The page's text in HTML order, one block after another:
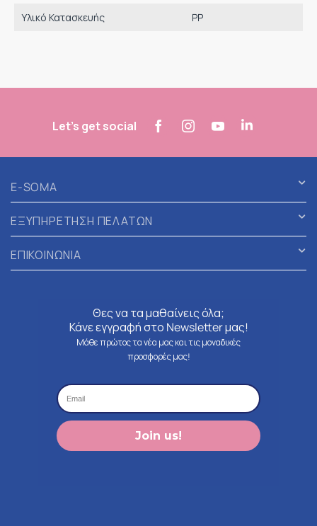
Υλικό Κατασκευής PP
Let's get social
E-SOMA
ΕΞΥΠΗΡΕΤΗΣΗ ΠΕΛΑΤΩΝ
ΕΠΙΚΟΙΝΩΝΙΑ
Θες να τα μαθαίνεις όλα;
Κάνε εγγραφή στο Newsletter μας!
Μάθε πρώτος τα νέα μας και τις μοναδικές
προσφορές μας!
Join us!